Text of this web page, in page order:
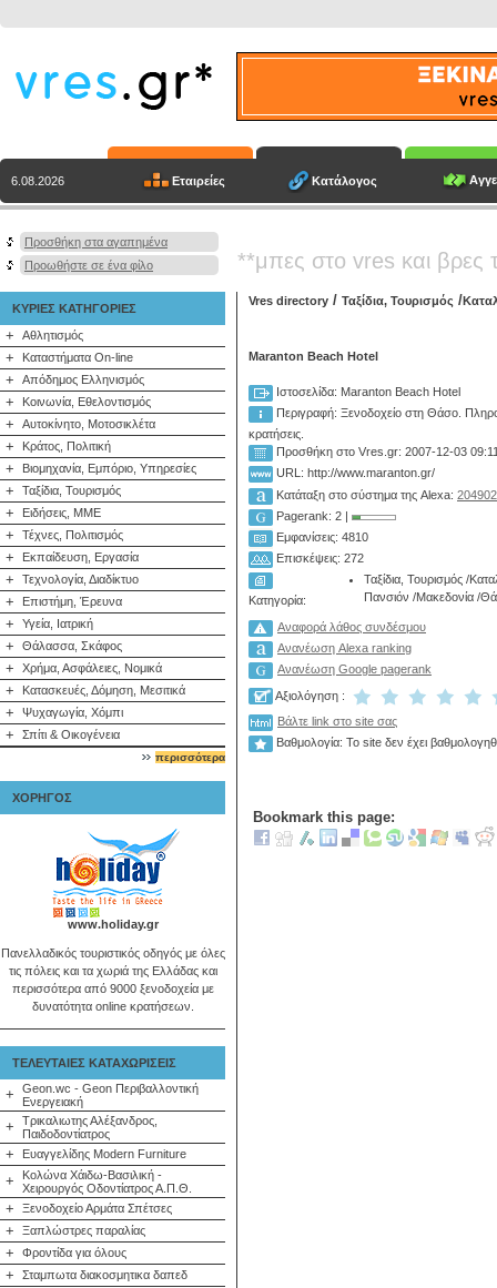
6.08.2026 Εταιρείες Κατάλογος
Προσθήκη στα αγαπημένα
Προωθήστε σε ένα φίλο
**μπες στο vres και βρες
ΚΥΡΙΕΣ ΚΑΤΗΓΟΡΙΕΣ
+ Αθλητισμός
+ Καταστήματα On-line
+ Απόδημος Ελληνισμός
+ Κοινωνία, Εθελοντισμός
+ Αυτοκίνητο, Μοτοσικλέτα
+ Κράτος, Πολιτική
+ Βιομηχανία, Εμπόριο, Υπηρεσίες
+ Ταξίδια, Τουρισμός
+ Ειδήσεις, ΜΜΕ
+ Τέχνες, Πολιτισμός
+ Εκπαίδευση, Εργασία
+ Τεχνολογία, Διαδίκτυο
+ Επιστήμη, Έρευνα
+ Υγεία, Ιατρική
+ Θάλασσα, Σκάφος
+ Χρήμα, Ασφάλειες, Νομικά
+ Κατασκευές, Δόμηση, Μεσιτικά
+ Ψυχαγωγία, Χόμπι
+ Σπίτι & Οικογένεια
περισσότερα
ΧΟΡΗΓΟΣ
www.holiday.gr
Πανελλαδικός τουριστικός οδηγός με όλες
τις πόλεις και τα χωριά της Ελλάδας και
περισσότερα από 9000 ξενοδοχεία με
δυνατότητα online κρατήσεων.
ΤΕΛΕΥΤΑΙΕΣ ΚΑΤΑΧΩΡΙΣΕΙΣ
+
Geon.wc - Geon Περιβαλλοντική
Ενεργειακή
+
Τρικαλιωτης Αλέξανδρος,
Παιδοδοντίατρος
+ Ευαγγελίδης Modern Furniture
+
Κολώνα Χάιδω-Βασιλική -
Χειρουργός Οδοντίατρος Α.Π.Θ.
+ Ξενοδοχείο Αρμάτα Σπέτσες
+ Ξαπλώστρες παραλίας
+ Φροντίδα για όλους
+ Σταμπωτα διακοσμητικα δαπεδ
Vres directory / Ταξίδια, Τουρισμός /
Maranton Beach Hotel
Ιστοσελίδα: Maranton Beach Hotel
Περιγραφή: Ξενοδοχείο στη Θάσο.
κρατήσεις.
Προσθήκη στο Vres.gr: 2007-12-03
URL: http://www.maranton.gr/
Κατάταξη στο σύστημα της Alexa:
Pagerank: 2 |
Εμφανίσεις: 4810
Επισκέψεις: 272
Κατηγορία:
Ταξίδια, Τουρισμός /
Πανσιόν /Μακεδονία /
Αναφορά λάθος συνδέσμου
Ανανέωση Alexa ranking
Ανανέωση Google pagerank
Αξιολόγηση :
Βάλτε link στο site σας
Βαθμολογία: Το site δεν έχει
Bookmark this page: